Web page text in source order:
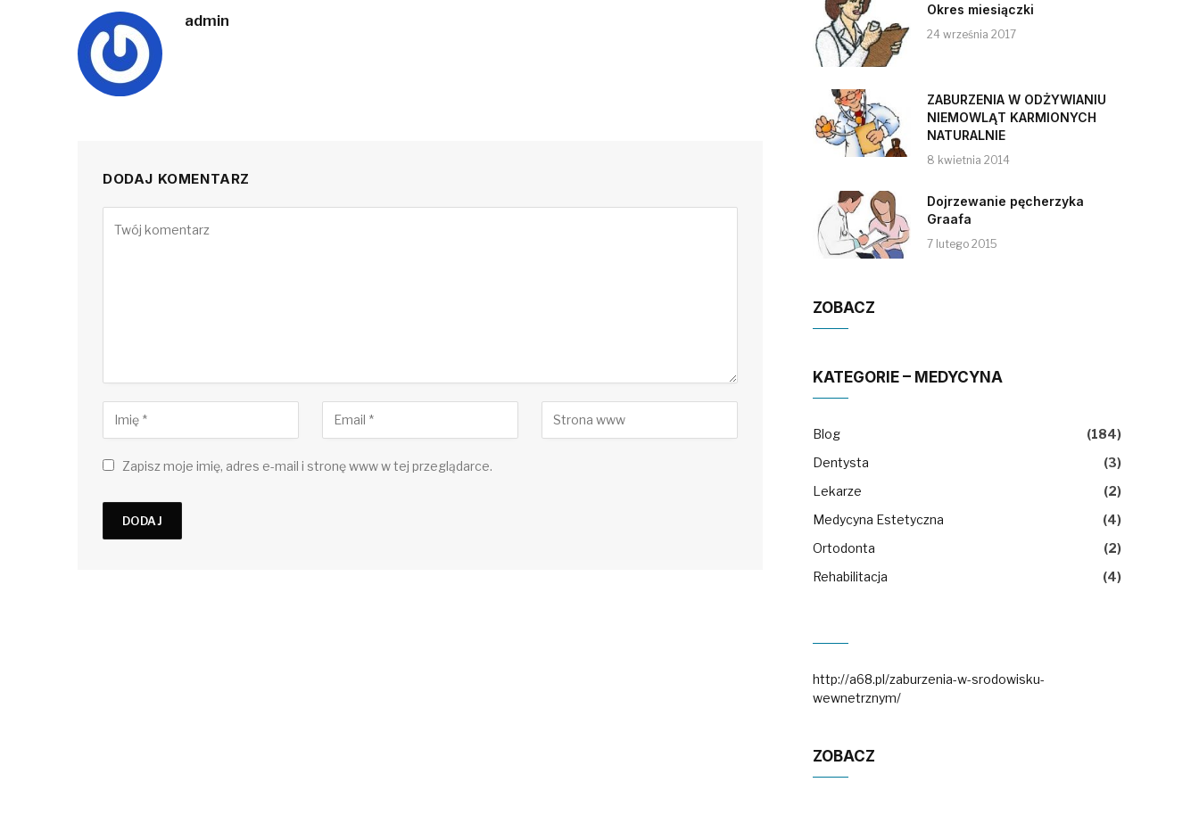
admin
DODAJ KOMENTARZ
Zapisz moje imię, adres e-mail i stronę www w tej przeglądarce.
Okres miesiączki
24 września 2017
ZABURZENIA W ODŻYWIANIU
NIEMOWLĄT KARMIONYCH
NATURALNIE
8 kwietnia 2014
Dojrzewanie pęcherzyka
Graafa
7 lutego 2015
ZOBACZ
KATEGORIE – MEDYCYNA
Blog
(184)
Dentysta
(3)
Lekarze
(2)
Medycyna Estetyczna
(4)
Ortodonta
(2)
Rehabilitacja
(4)
http://a68.pl/zaburzenia-w-srodowisku-
wewnetrznym/
ZOBACZ